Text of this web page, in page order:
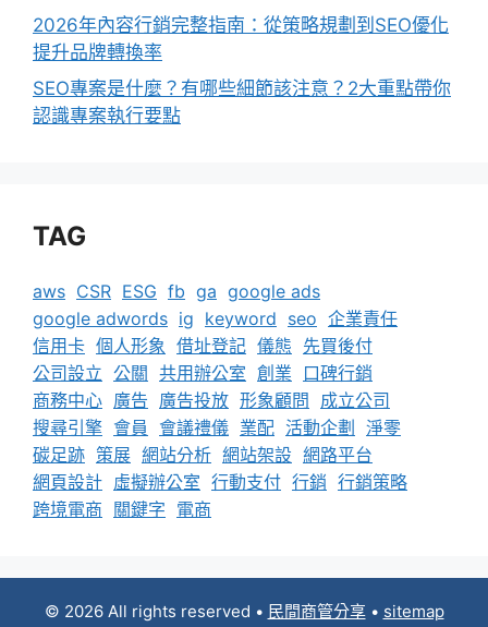
2026年內容行銷完整指南：從策略規劃到SEO優化
提升品牌轉換率
SEO專案是什麼？有哪些細節該注意？2大重點帶你
認識專案執行要點
TAG
aws CSR ESG fb ga google ads
google adwords ig keyword seo 企業責任
信用卡 個人形象 借址登記 儀態 先買後付
公司設立 公關 共用辦公室 創業
口碑行銷
商務中心 廣告 廣告投放 形象顧問
成立公司
搜尋引擎 會員 會議禮儀 業配 活動企劃
淨零
碳足跡 策展 網站分析 網站架設 網路平台
網頁設計 虛擬辦公室 行動支付 行銷 行銷策略
跨境電商
關鍵字 電商
© 2026 All rights reserved • 民間商管分享• sitemap